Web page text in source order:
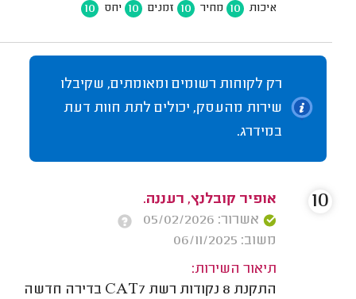
איכות 10 מחיר 10 זמנים 10 יחס 10
רק לקוחות רשומים ומאומתים, שקיבלו
שירות מהעסק, יכולים לתת חוות דעת
במידרג.
אופיר קובלנץ, רעננה.
אשרור: 05/02/2026
משוב: 06/11/2025
תיאור השירות:
התקנת 8 נקודות רשת CAT7 בדירה חדשה
10